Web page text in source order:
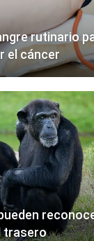
rutinario
el cáncer
trasero